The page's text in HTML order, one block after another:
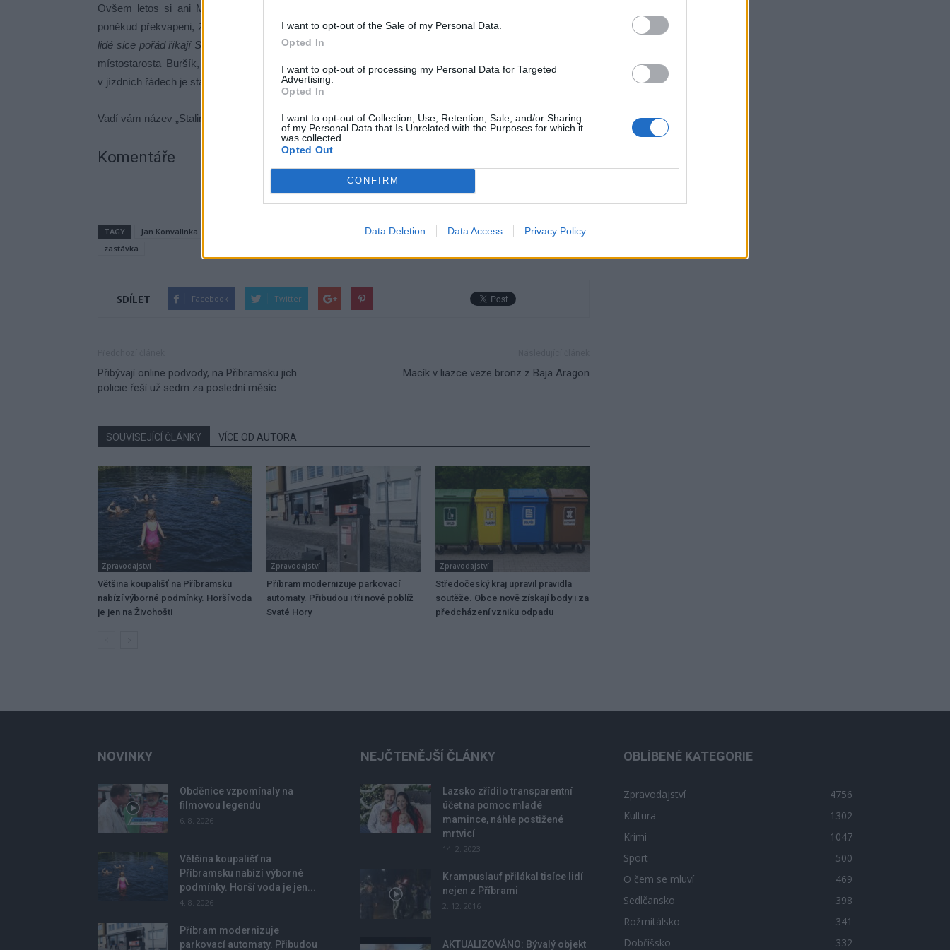
I want to opt-out of the Sale of my Personal Data.
Opted In
I want to opt-out of processing my Personal Data for Targeted
Advertising.
Opted In
I want to opt-out of Collection, Use, Retention, Sale, and/or Sharing
of my Personal Data that Is Unrelated with the Purposes for which it
was collected.
Opted Out
CONFIRM
Data Deletion Data Access Privacy Policy
Ovšem letos si ani Martin Buršík, ani starosta Jan Konvalinka na toto rozhodnutí nevzpomněli a byli
poněkud překvapeni, že název „Stalingrad“ se stále používá.„Ta zastávka se v roce 2019 přejmenovala,
lidé sice pořád říkají Stalingrad, ale ona se tak už nejmenuje,“
místostarosta Buršík, ale tisková mluvčí jej vyvedla z omylu, když přítomným novinářům potvrdila, že
v jízdních řádech je stále označení „Stalingrad“.
Vadí vám název „Stalingrad“ nebo ne?
Komentáře
TAGY Jan Konvalinka Martin Buršík přejmenování sídliště
Stalingrad
zastávka
SDÍLET Facebook Twitter
Přibývají online podvody, na Příbramsku jich
policie řeší už sedm za poslední měsíc
Macík v liazce veze bronz z Baja Aragon
SOUVISEJÍCÍ ČLÁNKY VÍCE OD AUTORA
Zpravodajství
Většina koupališť na Příbramsku
nabízí výborné podmínky. Horší voda
je jen na Živohošti
Zpravodajství
Příbram modernizuje parkovací
automaty. Přibudou i tři nové poblíž
Svaté Hory
Zpravodajství
Středočeský kraj upravil pravidla
soutěže. Obce nově získají body i za
předcházení vzniku odpadu
NOVINKY
Obděnice vzpomínaly na
filmovou legendu
6. 8. 2026
Většina koupališť na
Příbramsku nabízí výborné
podmínky. Horší voda je jen...
4. 8. 2026
Příbram modernizuje
parkovací automaty. Přibudou
NEJČTENĚJŠÍ ČLÁNKY
Lazsko zřídilo transparentní
účet na pomoc mladé
mamince, náhle postižené
mrtvicí
14. 2. 2023
Krampuslauf přilákal tisíce lidí
nejen z Příbrami
2. 12. 2016
AKTUALIZOVÁNO: Bývalý objekt
OBLÍBENÉ KATEGORIE
Zpravodajství
4756
Kultura
1302
Krimi
1047
Sport
500
O čem se mluví
469
Sedlčansko
398
Rožmitálsko
341
Dobříšsko
332